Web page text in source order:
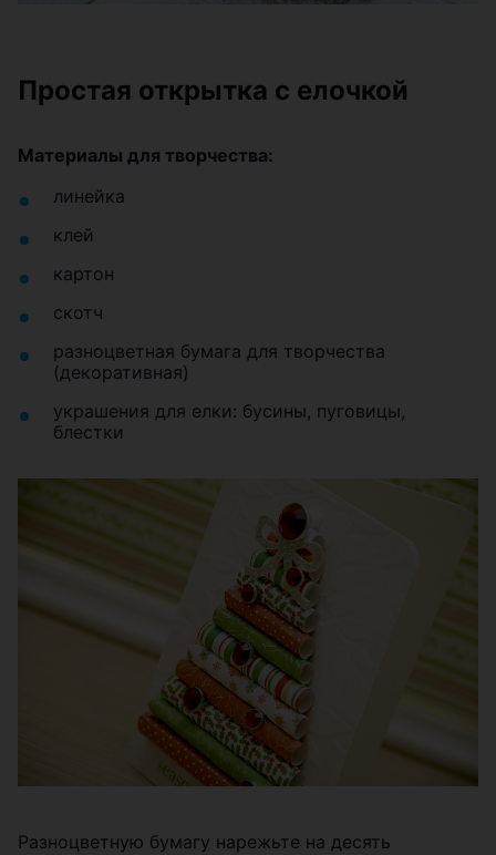
Простая открытка с елочкой
Материалы для творчества:
линейка
клей
картон
скотч
разноцветная бумага для творчества
(декоративная)
украшения для елки: бусины, пуговицы,
блестки
Разноцветную бумагу нарежьте на десять